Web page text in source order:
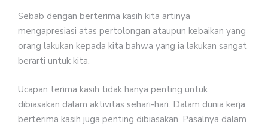
Sebab dengan berterima kasih kita artinya
mengapresiasi atas pertolongan ataupun kebaikan yang
orang lakukan kepada kita bahwa yang ia lakukan sangat
berarti untuk kita.
Ucapan terima kasih tidak hanya penting untuk
dibiasakan dalam aktivitas sehari-hari. Dalam dunia kerja,
berterima kasih juga penting dibiasakan. Pasalnya dalam